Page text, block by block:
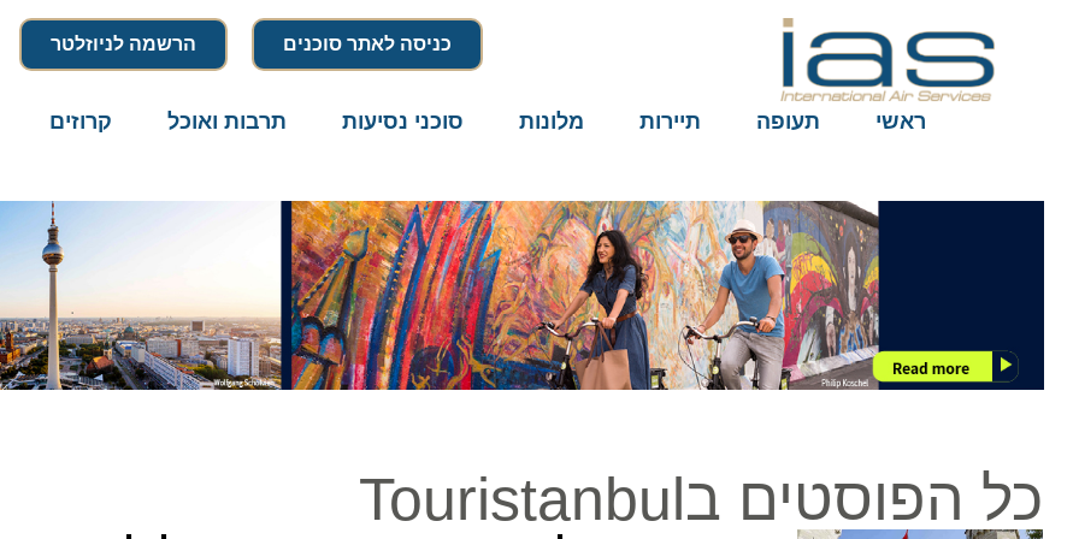
כניסה לאתר סוכנים הרשמה לניוזלטר
ראשי תעופה תיירות מלונות סוכני נסיעות תרבות ואוכל קרוזים
כל הפוסטים בTouristanbul